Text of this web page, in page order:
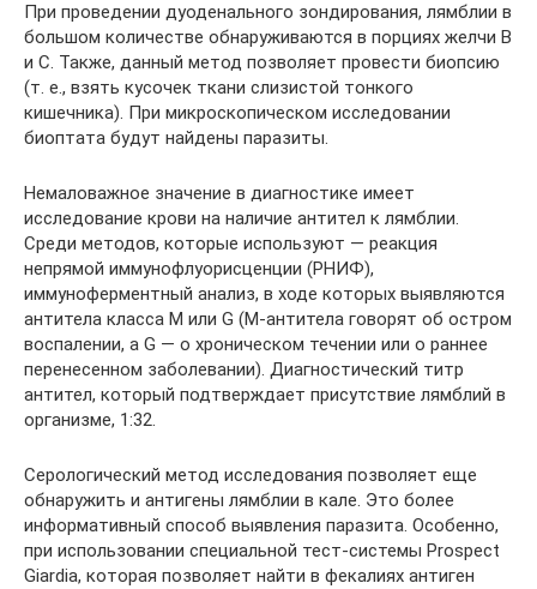
При проведении дуоденального зондирования, лямблии в
большом количестве обнаруживаются в порциях желчи В
и С. Также, данный метод позволяет провести биопсию
(т. е., взять кусочек ткани слизистой тонкого
кишечника). При микроскопическом исследовании
биоптата будут найдены паразиты.
Немаловажное значение в диагностике имеет
исследование крови на наличие антител к лямблии.
Среди методов, которые используют — реакция
непрямой иммунофлуорисценции (РНИФ),
иммуноферментный анализ, в ходе которых выявляются
антитела класса M или G (М-антитела говорят об остром
воспалении, а G — о хроническом течении или о раннее
перенесенном заболевании). Диагностический титр
антител, который подтверждает присутствие лямблий в
организме, 1:32.
Серологический метод исследования позволяет еще
обнаружить и антигены лямблии в кале. Это более
информативный способ выявления паразита. Особенно,
при использовании специальной тест-системы Prospect
Giardia, которая позволяет найти в фекалиях антиген